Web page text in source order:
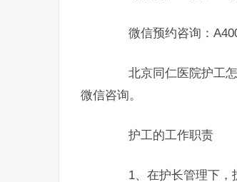
微信预约咨询：
北京同仁医院护工怎
微信咨询。
护工的工作职责
1、在护长管理下，护